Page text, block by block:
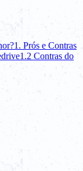
1. Prós e Contras
1.2 Contras do